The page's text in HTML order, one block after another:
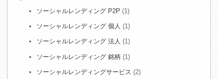
ソーシャルレンディング P2P (1)
ソーシャルレンディング 個人 (1)
ソーシャルレンディング 法人 (1)
ソーシャルレンディング 銘柄 (1)
ソーシャルレンディングサービス (2)